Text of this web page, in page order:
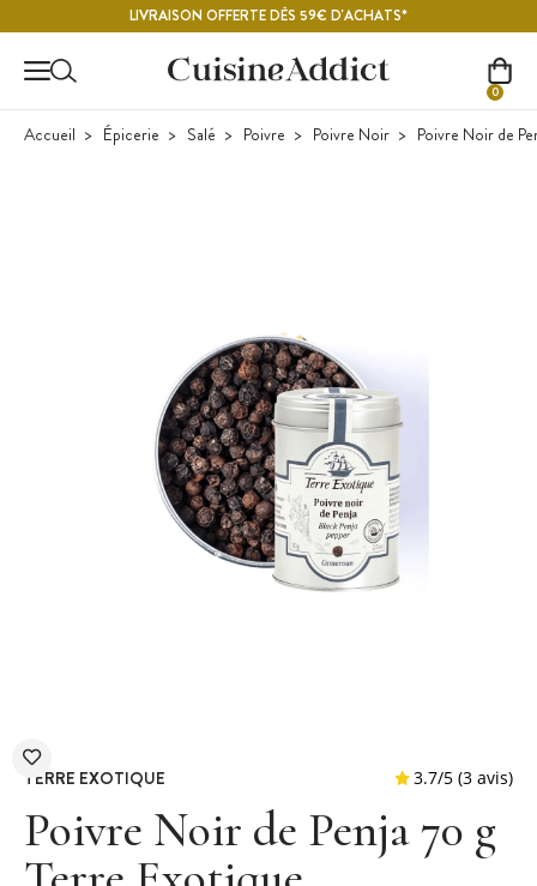
LIVRAISON OFFERTE DÈS 59€ D'ACHATS*
0
Accueil Épicerie Salé Poivre Poivre Noir Poivre Noir de
TERRE EXOTIQUE
Poivre Noir de Penja 70 g